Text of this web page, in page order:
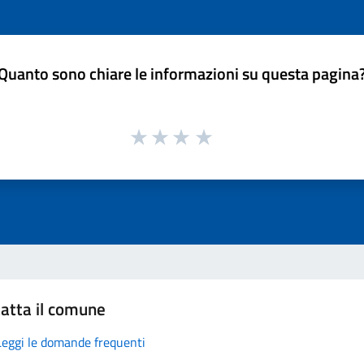
sono chiare le informazioni su questa
il comune
le domande frequenti